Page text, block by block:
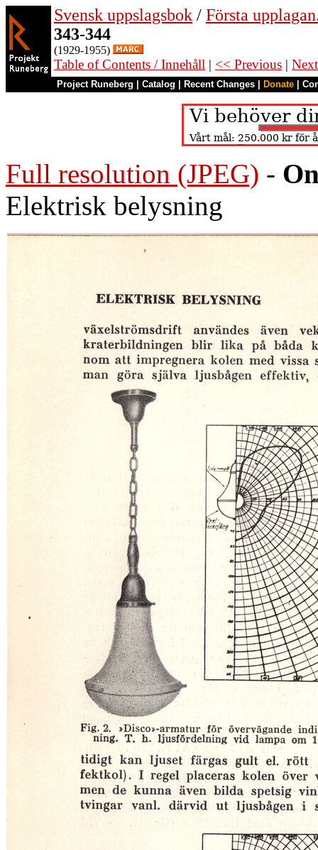
Svensk uppslagsbok / Första
343-344
(1929-1955)
Table of Contents / Innehåll | << Previous |
Project Runeberg Catalog Recent Changes Donate
Full resolution (JPEG) -
Elektrisk belysning